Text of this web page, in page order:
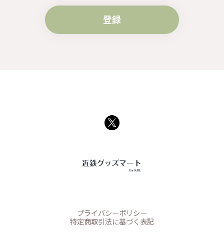
登録
プライバシーポリシー
特定商取引法に基づく表記